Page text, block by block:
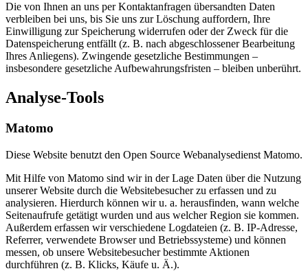
Die von Ihnen an uns per Kontaktanfragen übersandten Daten
verbleiben bei uns, bis Sie uns zur Löschung auffordern, Ihre
Einwilligung zur Speicherung widerrufen oder der Zweck für die
Datenspeicherung entfällt (z. B. nach abgeschlossener Bearbeitung
Ihres Anliegens). Zwingende gesetzliche Bestimmungen –
insbesondere gesetzliche Aufbewahrungsfristen – bleiben unberührt.
Analyse-Tools
Matomo
Diese Website benutzt den Open Source Webanalysedienst Matomo.
Mit Hilfe von Matomo sind wir in der Lage Daten über die Nutzung
unserer Website durch die Websitebesucher zu erfassen und zu
analysieren. Hierdurch können wir u. a. herausfinden, wann welche
Seitenaufrufe getätigt wurden und aus welcher Region sie kommen.
Außerdem erfassen wir verschiedene Logdateien (z. B. IP-Adresse,
Referrer, verwendete Browser und Betriebssysteme) und können
messen, ob unsere Websitebesucher bestimmte Aktionen
durchführen (z. B. Klicks, Käufe u. Ä.).